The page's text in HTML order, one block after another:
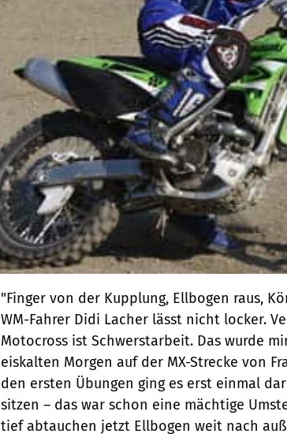
"Finger von der Kupplung, Ellbogen raus,
WM-Fahrer Didi Lacher lässt nicht locker.
Motocross ist Schwerstarbeit. Das wurde
eiskalten Morgen auf der MX-Strecke von
den ersten Übungen ging es erst einmal
sitzen – das war schon eine mächtige
tief abtauchen jetzt Ellbogen weit nach